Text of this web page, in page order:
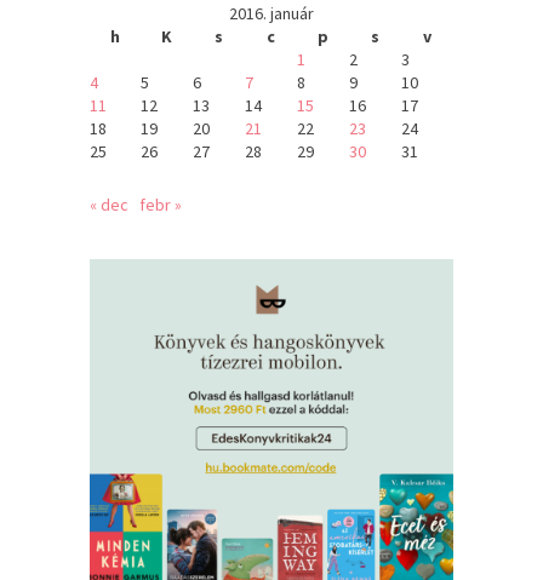
2016. január
h
K s c p s
v
1
2
3
4
5 6 7 8 9
10
11
12 13 14 15 16
17
18
19 20 21 22 23
24
25
26 27 28 29 30 31
« dec febr »